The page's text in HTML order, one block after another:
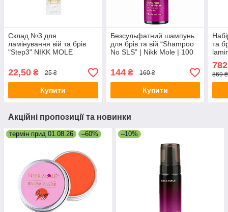
Склад №3 для
ламінування вій та брів
"Step3" NIKK MOLE
22,50 ₴ 25 ₴
Купити
Безсульфатний шампунь
для брів та вій “Shampoo
No SLS” | Nikk Mole | 100
144₴ 160 ₴
Купити
та
869
Акційні пропозиції та новинки
термін прид 01.08.26 –60% –10%